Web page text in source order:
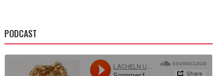
PODCAST